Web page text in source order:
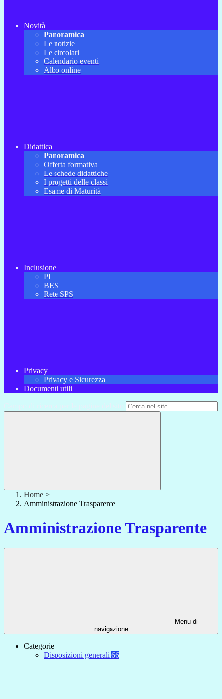
Novità
Panoramica
Le notizie
Le circolari
Calendario eventi
Albo online
Didattica
Panoramica
Offerta formativa
Le schede didattiche
I progetti delle classi
Esame di Maturità
Inclusione
PI
BES
Rete SPS
Privacy
Privacy e Sicurezza
Documenti utili
Campo di ricerca per le pagine del sito
Home >
Amministrazione Trasparente
Amministrazione Trasparente
Menu di
navigazione
Categorie
Disposizioni generali 66